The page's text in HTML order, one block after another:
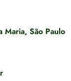
São Paulo